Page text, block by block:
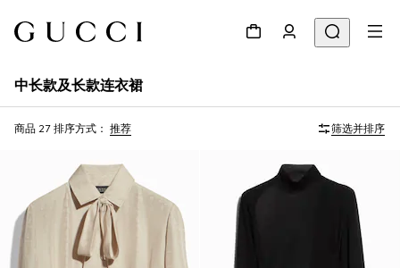
中长款及长款连衣裙
商品 27 排序方式： 推荐 筛选并排序